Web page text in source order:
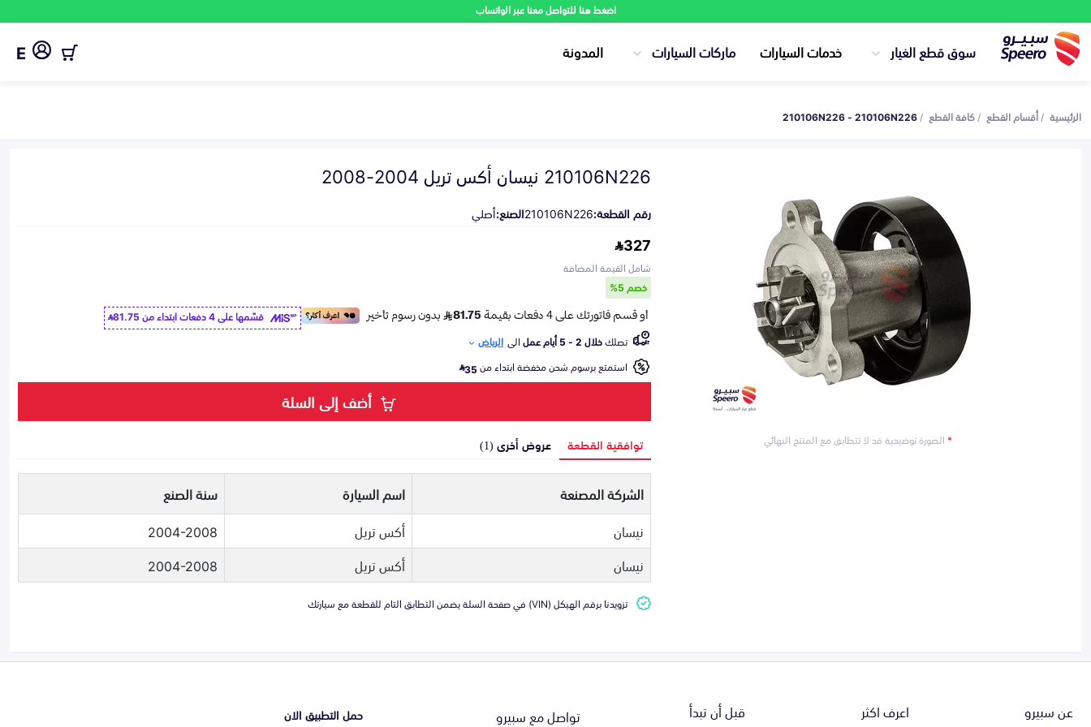
اضغط هنا للتواصل معنا عبر الواتساب
سوق قطع الغيار خدمات السيارات ماركات السيارات المدونة E
الرئيسية أقسام القطع كافة القطع 210106N226 - 210106N226
*الصورة توضيحية قد لا تتطابق مع المنتج النهائي
210106N226 نيسان أكس تريل 2004-2008
رقم القطعة:210106N226الصنع:أصلي
327
شامل القيمة المضافة
خصم 5%
قسّمها على 4 دفعات ابتداء من
81.75
تصلكخلال 2 - 5 أيام عمل الى الرياض
استمتع برسوم شحن مخفضة ابتداء من35
أضف إلى السلة
توافقية القطعة عروض أخرى (1)
الشركة المصنعة اسم السيارة
سنة الصنع
نيسان
أكس تريل
2004-2008
نيسان
أكس تريل 2004-2008
تزويدنا برقم الهيكل (VIN) في صفحة السلة يضمن التطابق التام للقطعة مع سيارتك
عن سبيرو اعرف اكثر قبل أن تبدأ تواصل مع سبيرو حمل التطبيق الان